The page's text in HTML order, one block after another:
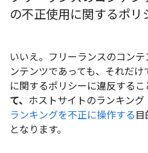
の不正使用に関するポリ
いいえ。フリーランスのコン
ンテンツであっても、それだ
に関するポリシーに違反するこ
て、 ホストサイトのランキング
ランキングを不正に操作する 目
となります。